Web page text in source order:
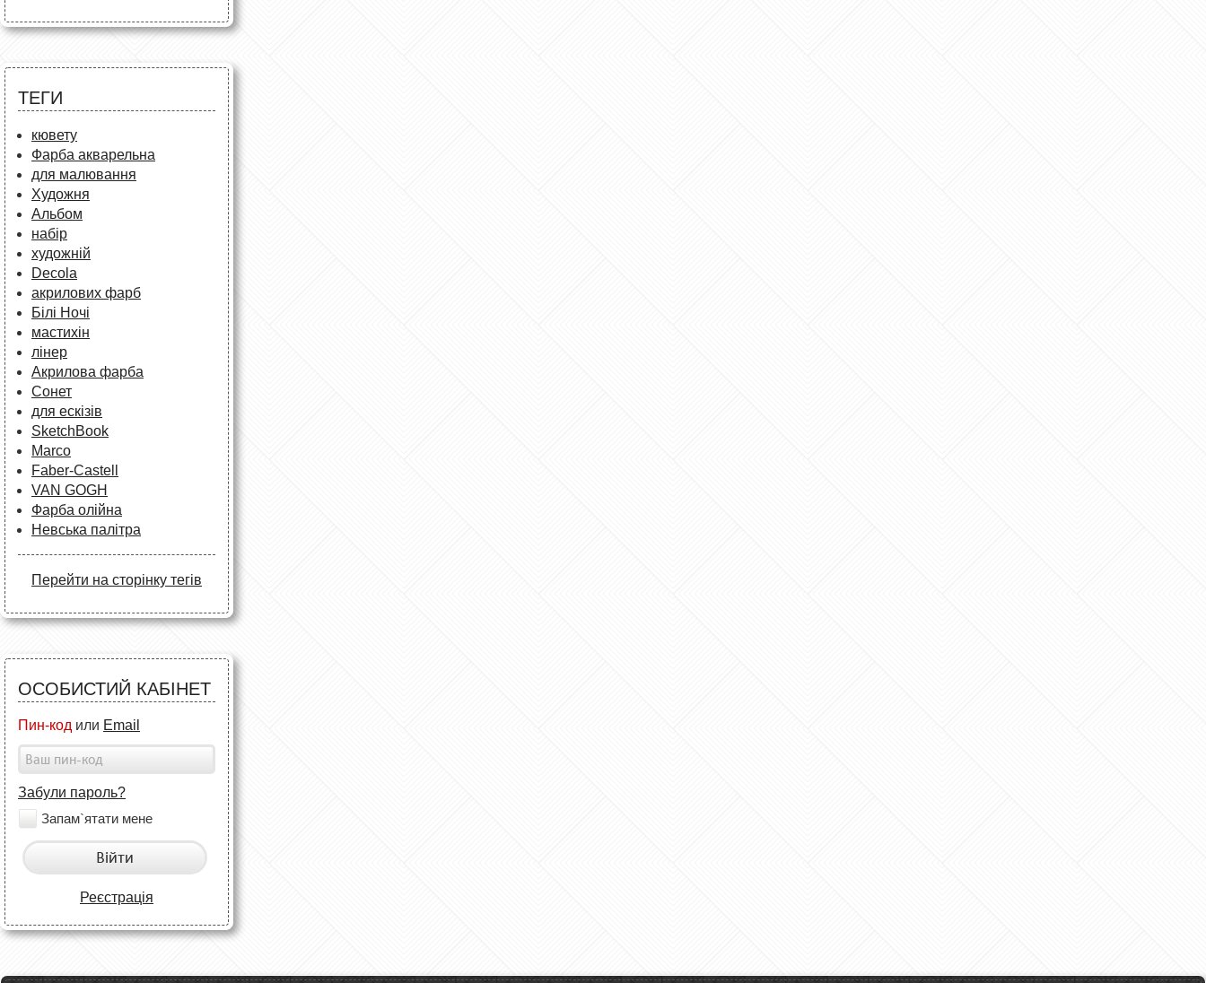
ТЕГИ
кювету
Фарба акварельна
для малювання
Художня
Альбом
набір
художній
Decola
акрилових фарб
Білі Ночі
мастихін
лінер
Акрилова фарба
Сонет
для ескізів
SketchBook
Marco
Faber-Castell
VAN GOGH
Фарба олійна
Невська палітра
Перейти на сторінку тегів
ОСОБИСТИЙ КАБІНЕТ
Пин-код или Email
Забули пароль?
Запам`ятати мене
Війти
Реєстрація